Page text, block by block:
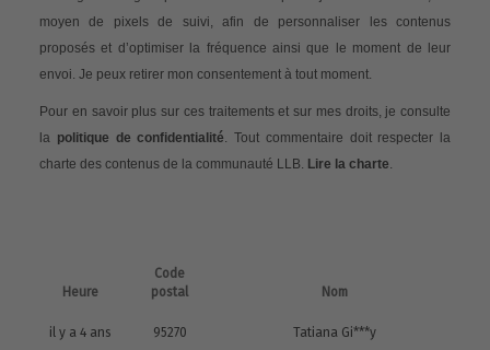
moyen de pixels de suivi, afin de personnaliser les contenus
proposés et d’optimiser la fréquence ainsi que le moment de leur
envoi. Je peux retirer mon consentement à tout moment.
Pour en savoir plus sur ces traitements et sur mes droits, je consulte
la politique de confidentialité. Tout commentaire doit respecter la
charte des contenus de la communauté LLB. Lire la charte.
Heure
Code
postal
Nom
il y a 4 ans 95270 Tatiana Gi***y